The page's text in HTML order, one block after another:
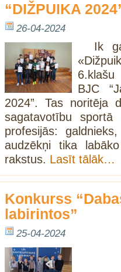
“DIŽPUIKA
26-04-2024
Ik
BJC
2024”. Tas noritēja
sagatavotību sportā
profesijās:
audzēkņi tika
rakstus. Lasīt tālāk…
Konkurss
labirintos”
25-04-2024